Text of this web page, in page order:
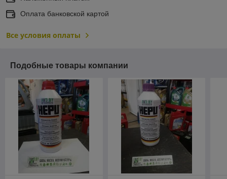
Оплата банковской картой
Все условия оплаты
Подобные товары компании